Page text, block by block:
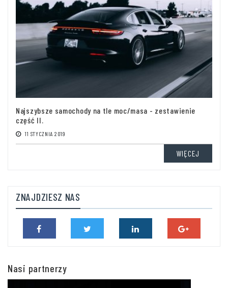
Najszybsze samochody na tle moc/masa - zestawienie
część II.
11 STYCZNIA 2019
WIĘCEJ
ZNAJDZIESZ NAS
Nasi partnerzy